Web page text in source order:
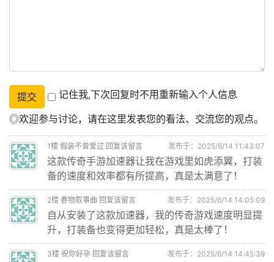
记住我,下次回复时不用重新输入个人信息
◎欢迎参与讨论，请在这里发表您的看法、交流您的观点。
1楼 假装不曾爱过 回复该留言 发布于：2025/6/14 11:43:07
这款传奇手游加速器让我在游戏里如虎添翼，打装
备的速度和效率都有所提高，真是太满意了！
2楼 春物叙事曲 回复该留言 发布于：2025/6/14 14:05:09
自从安装了这款加速器，我的传奇游戏速度明显提
升，打装备也变得更加轻松，真是太棒了！
3楼 祝你好孕 回复该留言 发布于：2025/6/14 14:45:39